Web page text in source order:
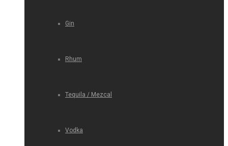
Gin
Rhum
Tequila / Mezcal
Vodka